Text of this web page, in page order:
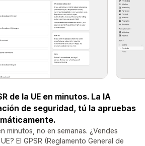
de la UE en minutos. La IA
de seguridad, tú la apruebas
minutos, no en semanas. ¿Vendes
El GPSR (Reglamento General de